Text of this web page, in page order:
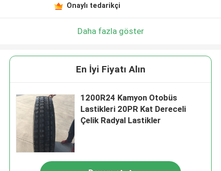
Onaylı tedarikçi
Daha fazla göster
En İyi Fiyatı Alın
1200R24 Kamyon Otobüs
Lastikleri 20PR Kat Dereceli
Çelik Radyal Lastikler